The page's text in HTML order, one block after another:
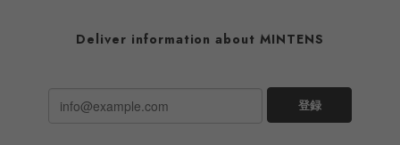
Deliver information about MINTENS
登録